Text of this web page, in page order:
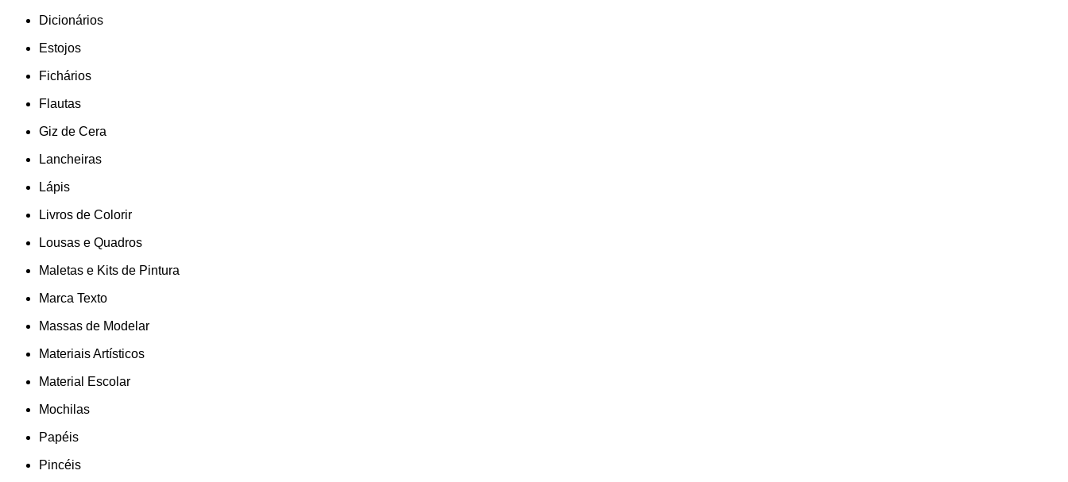
Dicionários
Estojos
Fichários
Flautas
Giz de Cera
Lancheiras
Lápis
Livros de Colorir
Lousas e Quadros
Maletas e Kits de Pintura
Marca Texto
Massas de Modelar
Materiais Artísticos
Material Escolar
Mochilas
Papéis
Pincéis